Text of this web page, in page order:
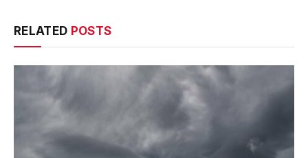
RELATED POSTS